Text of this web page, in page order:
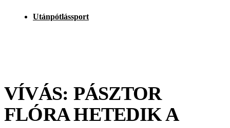
Utánpótlássport
VÍVÁS: PÁSZTOR
FLÓRA HETEDIK A